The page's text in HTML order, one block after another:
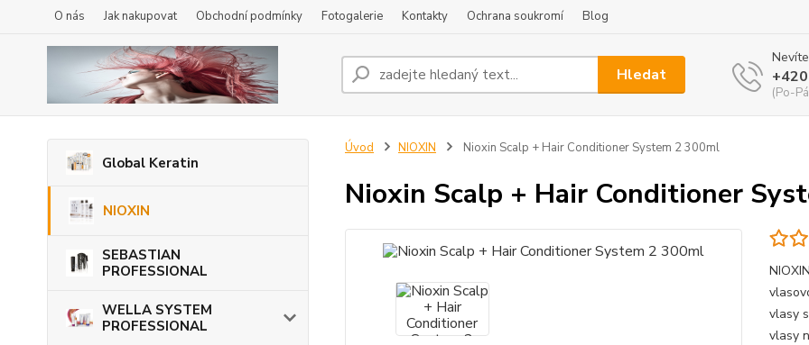
O nás Jak nakupovat Obchodní podmínky Fotogalerie Kontakty Ochrana soukromí Blog
Hledat
(Po-
Global Keratin
NIOXIN
SEBASTIAN
PROFESSIONAL
WELLA SYSTEM
PROFESSIONAL
Úvod NIOXIN Nioxin Scalp + Hair Conditioner System 2 300ml
Nioxin Scalp + Hair Conditioner
vlasy
vlasy